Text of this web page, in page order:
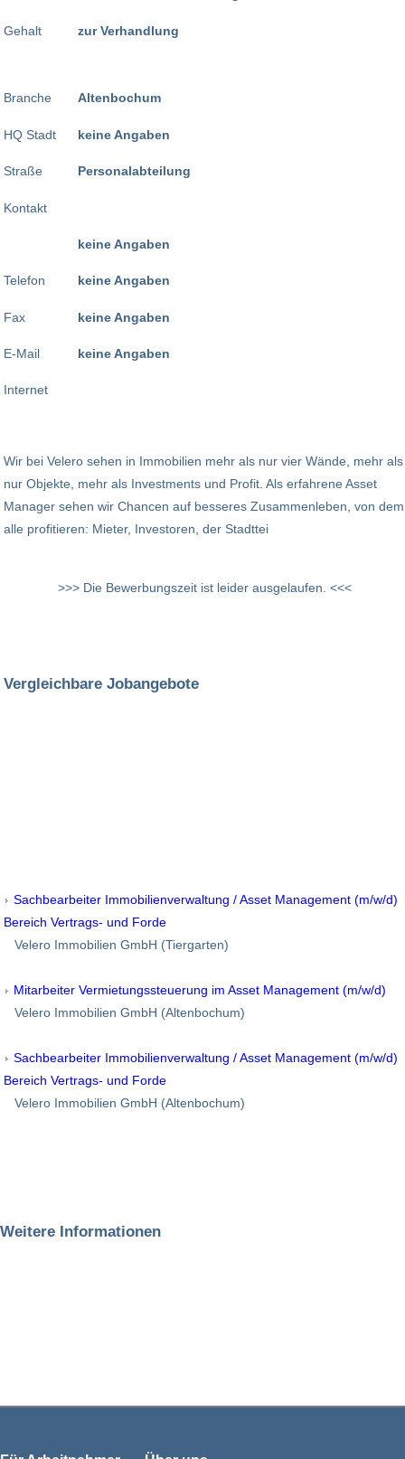
Gehalt zur Verhandlung
Branche
HQ Stadt
Straße
Kontakt
Telefon
Fax
E-Mail
Internet
Altenbochum
keine Angaben
Personalabteilung
keine Angaben
keine Angaben
keine Angaben
keine Angaben
Wir bei Velero sehen in Immobilien mehr als nur vier Wände, mehr als
nur Objekte, mehr als Investments und Profit. Als erfahrene Asset
Manager sehen wir Chancen auf besseres Zusammenleben, von dem
alle profitieren: Mieter, Investoren, der Stadttei
>>> Die Bewerbungszeit ist leider ausgelaufen. <<<
Vergleichbare Jobangebote
Sachbearbeiter Immobilienverwaltung / Asset Management (m/w/d)
Bereich Vertrags- und Forde
Velero Immobilien GmbH (Tiergarten)
Mitarbeiter Vermietungssteuerung im Asset Management (m/w/d)
Velero Immobilien GmbH (Altenbochum)
Sachbearbeiter Immobilienverwaltung / Asset Management (m/w/d)
Bereich Vertrags- und Forde
Velero Immobilien GmbH (Altenbochum)
Weitere Informationen